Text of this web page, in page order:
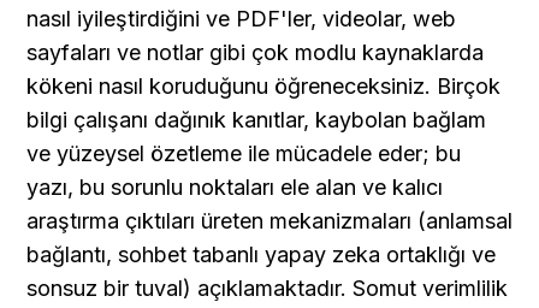
nasıl iyileştirdiğini ve PDF'ler, videolar, web
sayfaları ve notlar gibi çok modlu kaynaklarda
kökeni nasıl koruduğunu öğreneceksiniz. Birçok
bilgi çalışanı dağınık kanıtlar, kaybolan bağlam
ve yüzeysel özetleme ile mücadele eder; bu
yazı, bu sorunlu noktaları ele alan ve kalıcı
araştırma çıktıları üreten mekanizmaları (anlamsal
bağlantı, sohbet tabanlı yapay zeka ortaklığı ve
sonsuz bir tuval) açıklamaktadır. Somut verimlilik